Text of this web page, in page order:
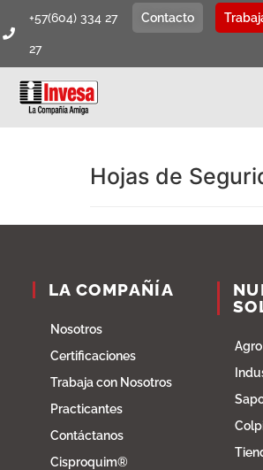
+57(604) 334 27
27
Contacto
Hojas de
LA COMPAÑÍA
Nosotros
Certificaciones
Trabaja con Nosotros
Practicantes
Contáctanos
Cisproquim®
Agro